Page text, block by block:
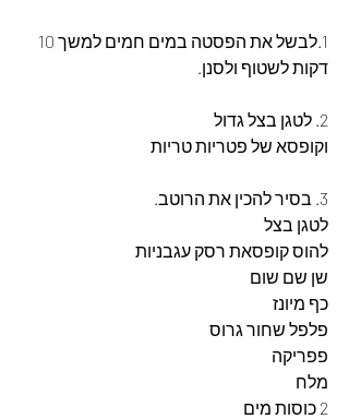
דקות לשטוף ולסנן.
2. לטגן בצל גדול
וקופסא של פטריות טריות
3. בסיר להכין את הרוטב.
לטגן בצל
להוס קופסאת רסק עגבניות
שן שם שום
כף מיונז
פלפל שחור גרוס
פפריקה
מלח
2 כוסות מים